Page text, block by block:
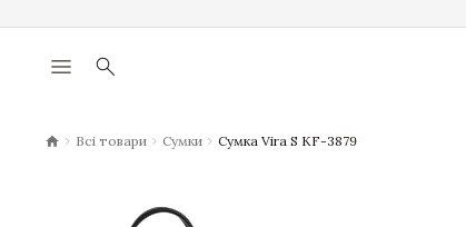
menu search
chevron_right Всі товари chevron_right Сумки chevron_right Сумка Vira S KF-3879